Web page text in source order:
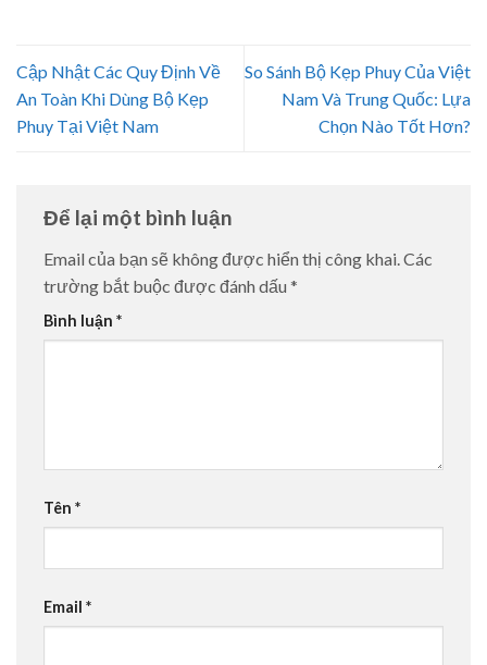
Cập Nhật Các Quy Định Về
An Toàn Khi Dùng Bộ Kẹp
Phuy Tại Việt Nam
So Sánh Bộ Kẹp Phuy Của Việt
Nam Và Trung Quốc: Lựa
Chọn Nào Tốt Hơn?
Để lại một bình luận
Email của bạn sẽ không được hiển thị công khai.Các
trường bắt buộc được đánh dấu *
Bình luận *
Tên *
Email *